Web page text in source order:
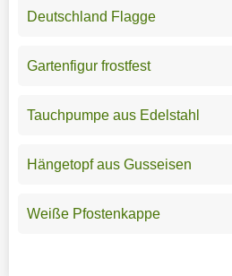
Deutschland Flagge
Gartenfigur frostfest
Tauchpumpe aus Edelstahl
Hängetopf aus Gusseisen
Weiße Pfostenkappe